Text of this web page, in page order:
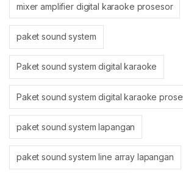
mixer amplifier digital karaoke prosesor
paket sound system
Paket sound system digital karaoke
Paket sound system digital karaoke
paket sound system lapangan
paket sound system line array lapangan